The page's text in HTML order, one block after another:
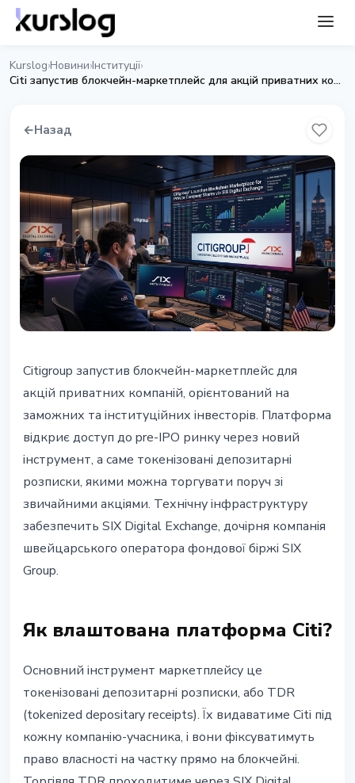
Kurslog›Новини›Інституції›
Citi запустив блокчейн-маркетплейс для акцій приватних компаній
←Назад
Citi запустив блокчейн-
маркетплейс для акцій
приватних компаній
13 червня 2026 р.4 хв читання
Наталія Дорофєєва
Citigroup запустив блокчейн-маркетплейс для
акцій приватних компаній, орієнтований на
заможних та інституційних інвесторів. Платформа
відкриє доступ до pre-IPO ринку через новий
інструмент, а саме токенізовані депозитарні
розписки, якими можна торгувати поруч зі
звичайними акціями. Технічну інфраструктуру
забезпечить SIX Digital Exchange, дочірня компанія
швейцарського оператора фондової біржі SIX
Group.
Як влаштована платформа Citi?
Основний інструмент маркетплейсу це
токенізовані депозитарні розписки, або TDR
(tokenized depositary receipts). Їх видаватиме Citi під
кожну компанію-учасника, і вони фіксуватимуть
право власності на частку прямо на блокчейні.